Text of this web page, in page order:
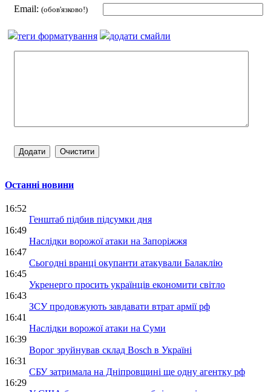
Email: (обов'язково!)
теги форматування додати смайли
Останні новини
16:52
Генштаб підбив підсумки дня
16:49
Наслідки ворожої атаки на Запоріжжя
16:47
Сьогодні вранці окупанти атакували Балаклію
16:45
Укренерго просить українців економити світло
16:43
ЗСУ продовжують завдавати втрат армії рф
16:41
Наслідки ворожої атаки на Суми
16:39
Ворог зруйнував склад Bosch в Україні
16:31
СБУ затримала на Дніпровщині ще одну агентку рф
16:29